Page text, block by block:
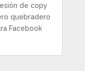
de copy
quebradero
Facebook